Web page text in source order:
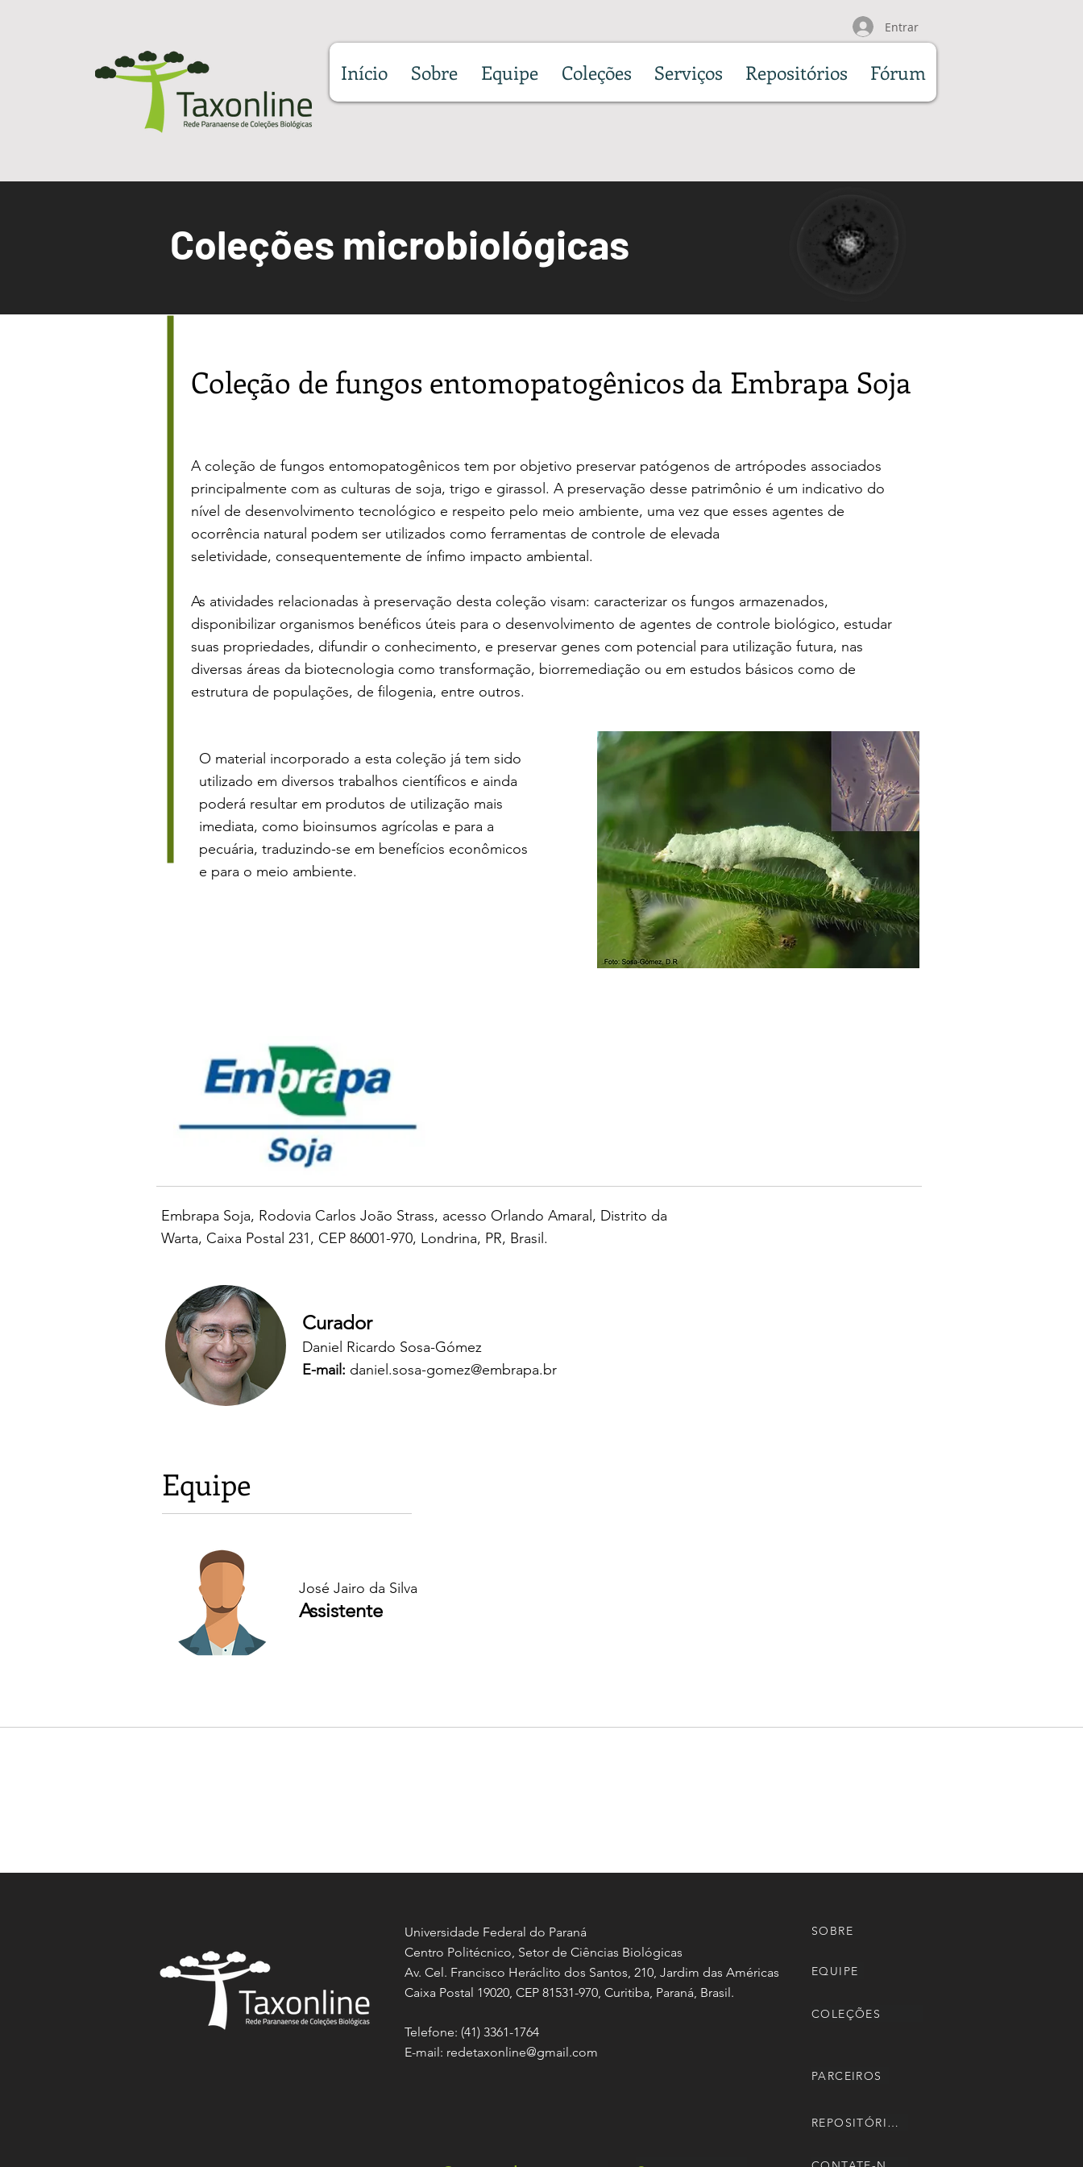
Entrar
Início Sobre Equipe Coleções Serviços Repositórios Fórum
Coleção de fungos entomopatogênicos da Embrapa Soja
A coleção de fungos entomopatogênicos tem por objetivo preservar patógenos de artrópodes associados
principalmente com as culturas de soja, trigo e girassol. A preservação desse patrimônio é um indicativo do
nível de desenvolvimento tecnológico e respeito pelo meio ambiente, uma vez que esses agentes de
ocorrência natural podem ser utilizados como ferramentas de controle de elevada
seletividade, consequentemente de ínfimo impacto ambiental.
As atividades relacionadas à preservação desta coleção visam: caracterizar os fungos armazenados,
disponibilizar organismos benéficos úteis para o desenvolvimento de agentes de controle biológico, estudar
suas propriedades, difundir o conhecimento, e preservar genes com potencial para utilização futura, nas
diversas áreas da biotecnologia como transformação, biorremediação ou em estudos básicos como de
estrutura de populações, de filogenia, entre outros.
O material incorporado a esta coleção já tem sido
utilizado em diversos trabalhos científicos e ainda
poderá resultar em produtos de utilização mais
imediata, como bioinsumos agrícolas e para a
pecuária, traduzindo-se em benefícios econômicos
e para o meio ambiente.
Embrapa Soja, Rodovia Carlos João Strass, acesso Orlando Amaral, Distrito da
Warta, Caixa Postal 231, CEP 86001-970, Londrina, PR, Brasil.
Curador
Daniel Ricardo Sosa-Gómez
E-mail: daniel.sosa-gomez@embrapa.br
Equipe
José Jairo da Silva
Assistente
Coleções microbiológicas
Universidade Federal do Paraná
Centro Politécnico, Setor de Ciências Biológicas
Av. Cel. Francisco Heráclito dos Santos, 210, Jardim das Américas
Caixa Postal 19020, CEP 81531-970, Curitiba, Paraná, Brasil.
Telefone: (41) 3361-1764
E-mail: redetaxonline@gmail.com
SOBRE
EQUIPE
COLEÇÕES
PARCEIROS
REPOSITÓRIOS